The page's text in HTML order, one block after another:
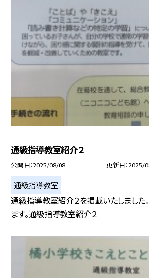
通級指導教室紹介２
公開日 2025/08/08 更新日 2025/
通級指導教室
通級指導教室紹介２を掲載いたしました
ます。通級指導教室紹介２